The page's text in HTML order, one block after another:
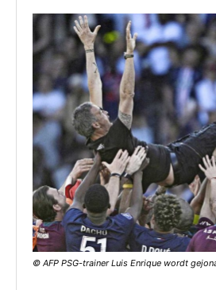
© AFP PSG-trainer Luis Enrique wordt